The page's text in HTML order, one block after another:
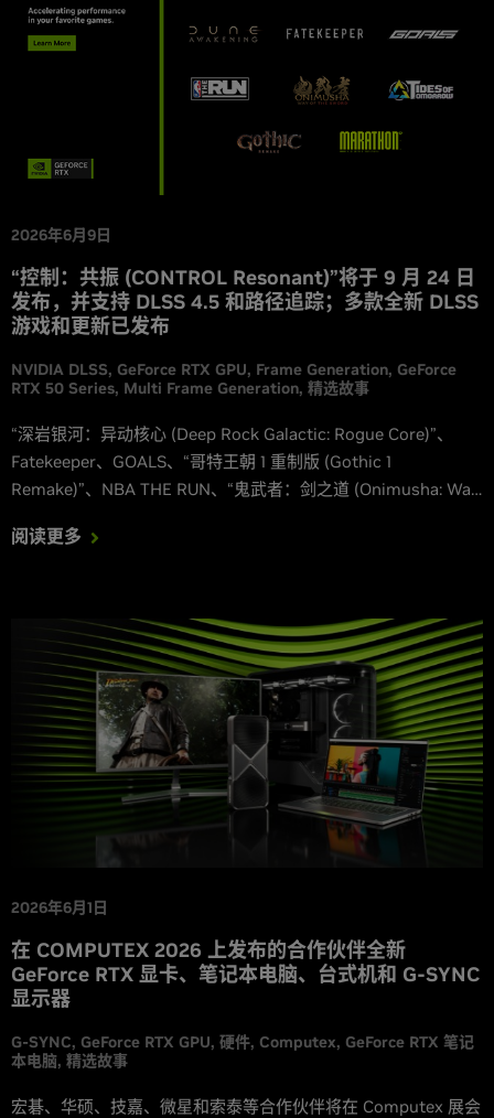
2026年6月9日
“控制：共振 (CONTROL Resonant)”将于 9 月 24 日
发布，并支持 DLSS 4.5 和路径追踪；多款全新 DLSS
游戏和更新已发布
NVIDIA DLSS GeForce RTX GPU Frame Generation GeForce
RTX 50 Series Multi Frame Generation 精选故事
“深岩银河：异动核心 (Deep Rock Galactic: Rogue Core)”、
Fatekeeper、GOALS、“哥特王朝 1 重制版 (Gothic 1
Remake)”、NBA THE RUN、“鬼武者：剑之道 (Onimusha: Way
于本周发布，并支持 DLSS。
阅读更多
2026年6月1日
在 COMPUTEX 2026 上发布的合作伙伴全新
GeForce RTX 显卡、笔记本电脑、台式机和 G-SYNC
显示器
G-SYNC GeForce RTX GPU 硬件 Computex GeForce RTX 笔记
本电脑 精选故事
宏碁、华硕、技嘉、微星和索泰等合作伙伴将在 Computex 展会